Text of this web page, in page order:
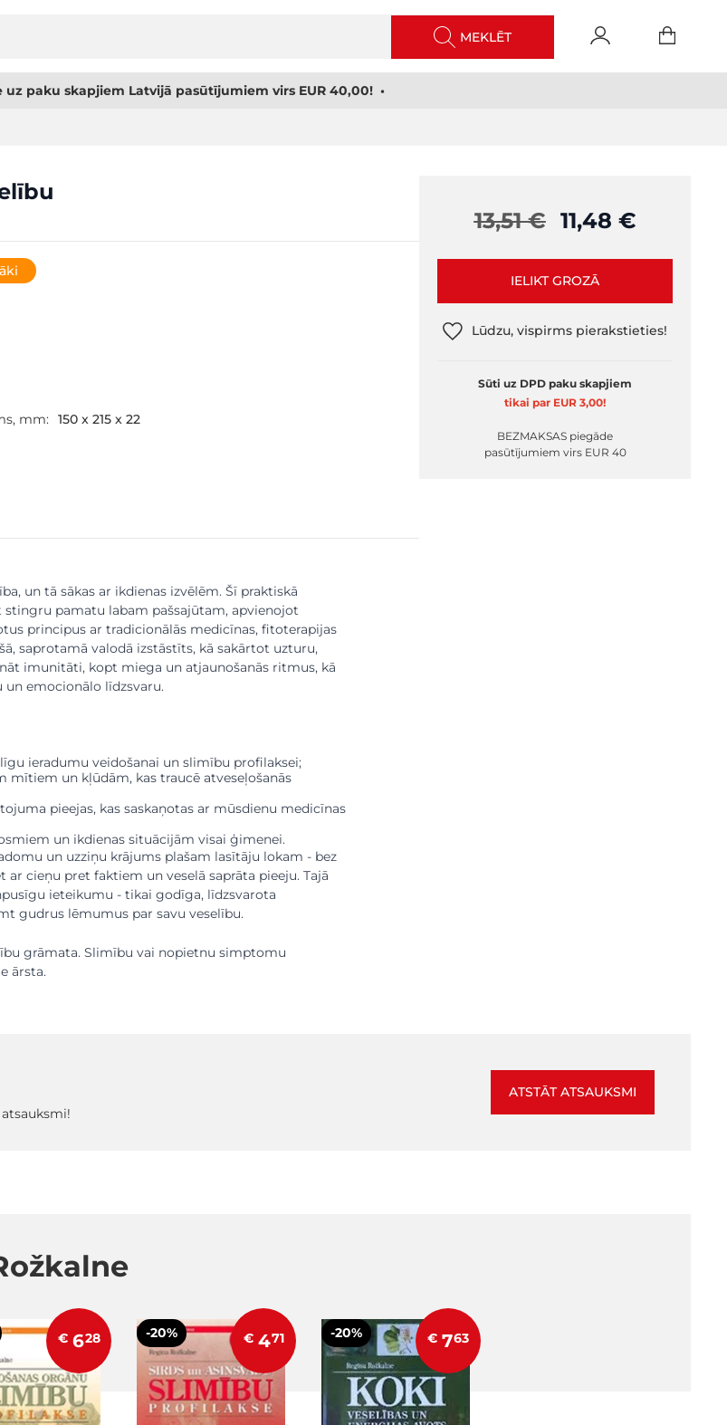
MEKLĒT
paku skapjiem Latvijā pasūtījumiem virs EUR 40,00! •
mm:
150 x 215 x 22
un tā sākas ar ikdienas izvēlēm. Šī praktiskā
stingru pamatu labam pašsajūtam, apvienojot
principus ar tradicionālās medicīnas, fitoterapijas
saprotamā valodā izstāstīts, kā sakārtot uzturu,
imunitāti, kopt miega un atjaunošanās ritmus, kā
emocionālo līdzsvaru.
ieradumu veidošanai un slimību profilaksei;
mītiem un kļūdām, kas traucē atveseļošanās
pieejas, kas saskaņotas ar mūsdienu medicīnas
un ikdienas situācijām visai ģimenei.
un uzziņu krājums plašam lasītāju lokam - bez
cieņu pret faktiem un veselā saprāta pieeju. Tajā
ieteikumu - tikai godīga, līdzsvarota
gudrus lēmumus par savu veselību.
grāmata. Slimību vai nopietnu simptomu
ārsta.
13,51 € 11,48 €
IELIKT GROZĀ
Lūdzu, vispirms pierakstieties!
Sūti uz DPD paku skapjiem
tikai par EUR 3,00!
BEZMAKSAS piegāde
pasūtījumiem virs EUR 40
ATSTĀT ATSAUKSMI
€ 628 -20% € 471 -20% € 763